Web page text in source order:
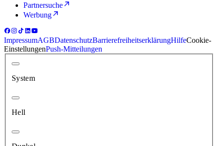
Partnersuche
Werbung
ImpressumAGBDatenschutzBarrierefreiheitserklärungHilfeCookie-
EinstellungenPush-Mitteilungen
System
Hell